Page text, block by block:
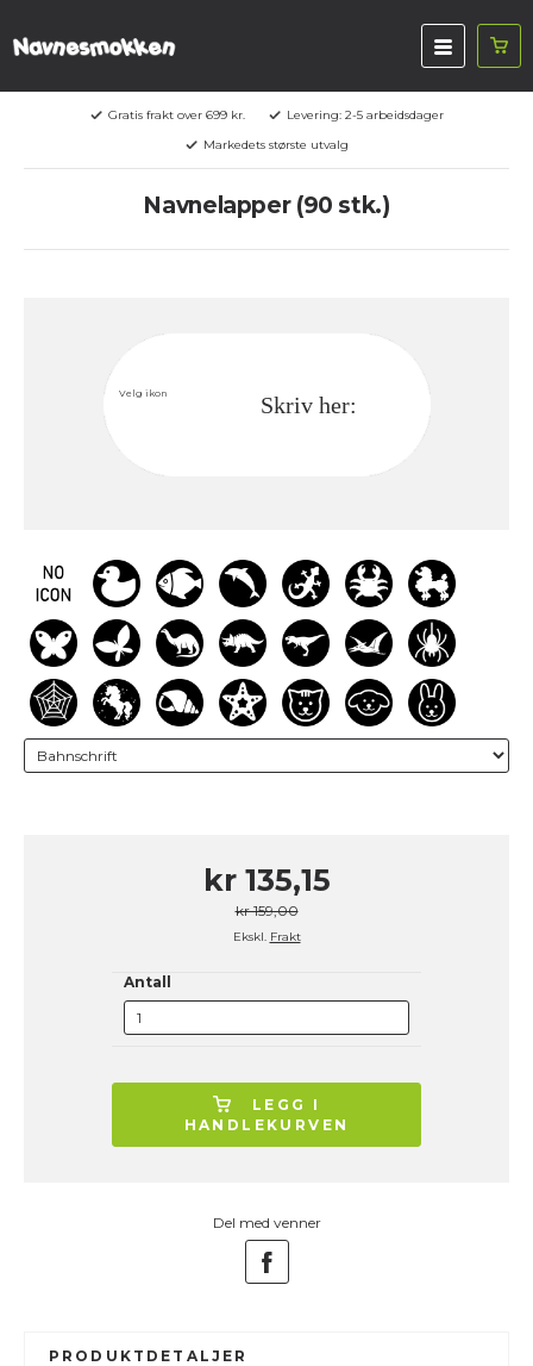
Gratis frakt over 699 kr.
Levering: 2-5 arbeidsdager
Markedets største utvalg
Navnelapper (90 stk.)
Velg ikon
kr 135,15
kr 159,00
Ekskl. Frakt
Antall
LEGG I
HANDLEKURVEN
Del med venner
PRODUKTDETALJER